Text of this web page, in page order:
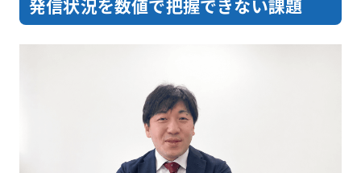
発信状況を数値で把握できない課題